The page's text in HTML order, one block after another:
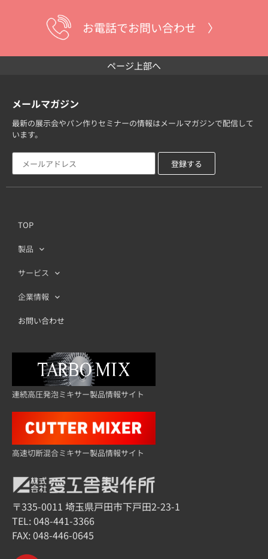
お電話でお問い合わせ 〉
ページ上部へ
メールマガジン
最新の展示会やパン作りセミナーの情報はメールマガジンで配信して
います。
TOP
製品
サービス
企業情報
お問い合わせ
連続高圧発泡ミキサー製品情報サイト
高速切断混合ミキサー製品情報サイト
〒335-0011 埼玉県戸田市下戸田2-23-1
TEL:048-441-3366
FAX: 048-446-0645